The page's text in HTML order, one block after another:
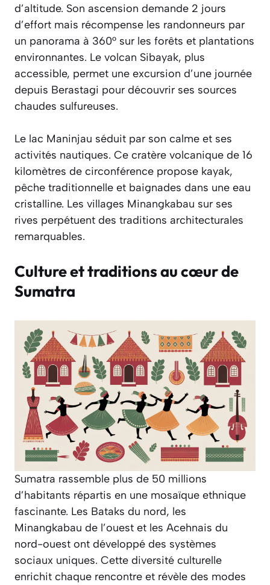
d’altitude. Son ascension demande 2 jours
d’effort mais récompense les randonneurs par
un panorama à 360° sur les forêts et plantations
environnantes. Le volcan Sibayak, plus
accessible, permet une excursion d’une journée
depuis Berastagi pour découvrir ses sources
chaudes sulfureuses.
Le lac Maninjau séduit par son calme et ses
activités nautiques. Ce cratère volcanique de 16
kilomètres de circonférence propose kayak,
pêche traditionnelle et baignades dans une eau
cristalline. Les villages Minangkabau sur ses
rives perpétuent des traditions architecturales
remarquables.
Culture et traditions au cœur de
Sumatra
Sumatra rassemble plus de 50 millions
d’habitants répartis en une mosaïque ethnique
fascinante. Les Bataks du nord, les
Minangkabau de l’ouest et les Acehnais du
nord-ouest ont développé des systèmes
sociaux uniques. Cette diversité culturelle
enrichit chaque rencontre et révèle des modes